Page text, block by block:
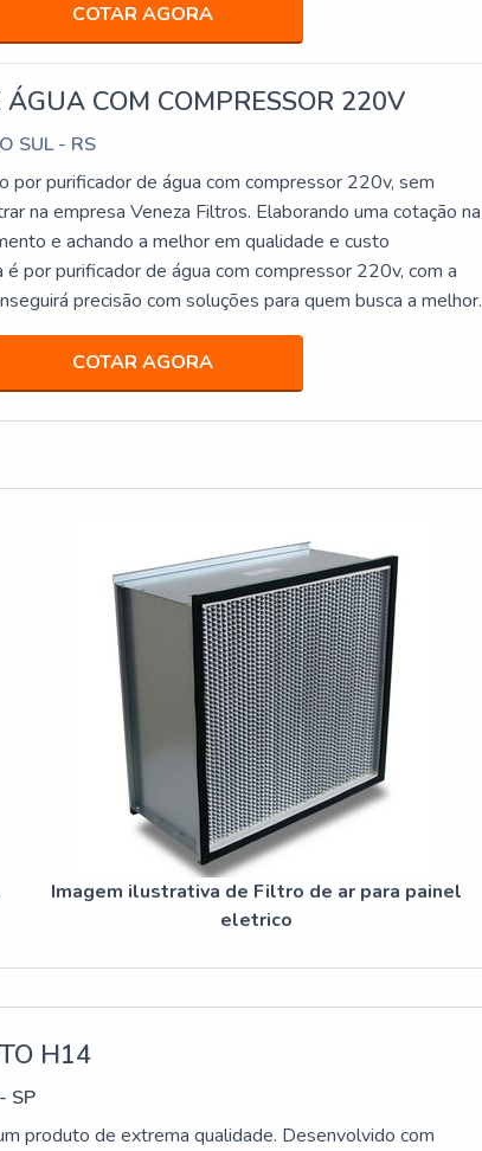
COTAR AGORA
COM COMPRESSOR 220V
SUL - RS
por purificador de água com compressor 220v, sem
na empresa Veneza Filtros. Elaborando uma cotação na
e achando a melhor em qualidade e custo
é por purificador de água com compressor 220v, com a
precisão com soluções para quem busca a melhor
DETALHES SOBRE PU...
COTAR AGORA
Imagem ilustrativa de Filtro de ar para painel
eletrico
H14
SP
produto de extrema qualidade. Desenvolvido com